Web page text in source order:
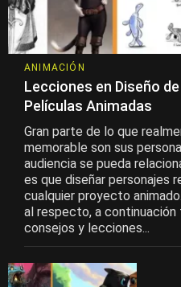
ANIMACIÓN
Lecciones en Diseño
Películas Animadas
Gran parte de lo que
memorable son sus
audiencia se pueda
es que diseñar personajes
cualquier proyecto
al respecto, a
consejos y lecciones...